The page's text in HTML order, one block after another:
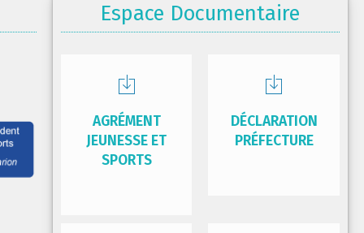
Espace Documentaire
AGRÉMENT
JEUNESSE ET
SPORTS
DÉCLARATION
PRÉFECTURE